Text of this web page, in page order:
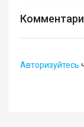
Авторизуйтесь